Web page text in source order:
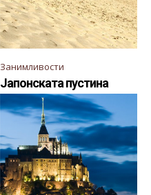
Занимливости
Јапонската пустина